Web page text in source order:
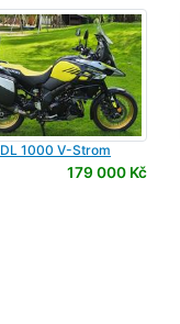
DL 1000 V-Strom
179 000 Kč